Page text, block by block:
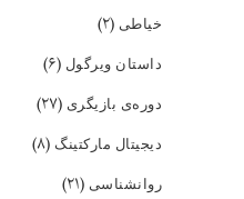
خیاطی (۲)
داستان ویرگول (۶)
دوره‌ی بازیگری (۲۷)
دیجیتال مارکتینگ (۸)
روانشناسی (۲۱)